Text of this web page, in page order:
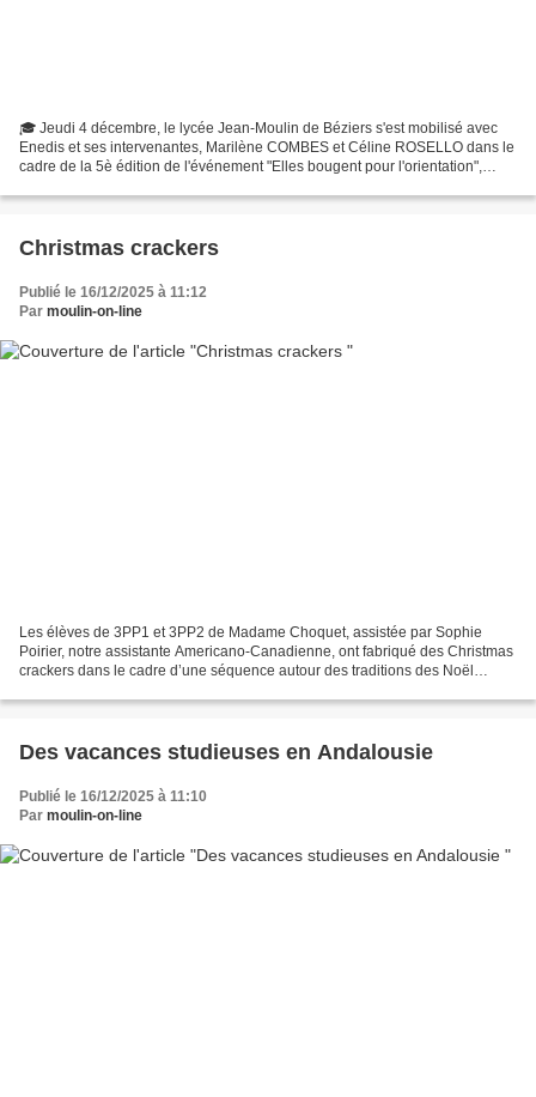
🎓 Jeudi 4 décembre, le lycée Jean-Moulin de Béziers s'est mobilisé avec
Enedis et ses intervenantes, Marilène COMBES et Céline ROSELLO dans le
cadre de la 5è édition de l'événement "Elles bougent pour l'orientation",
Christmas crackers
Publié le 16/12/2025 à 11:12
Par moulin-on-line
Les élèves de 3PP1 et 3PP2 de Madame Choquet, assistée par Sophie
Poirier, notre assistante Americano-Canadienne, ont fabriqué des Christmas
crackers dans le cadre d’une séquence autour des traditions des Noël
Des vacances studieuses en Andalousie
Publié le 16/12/2025 à 11:10
Par moulin-on-line